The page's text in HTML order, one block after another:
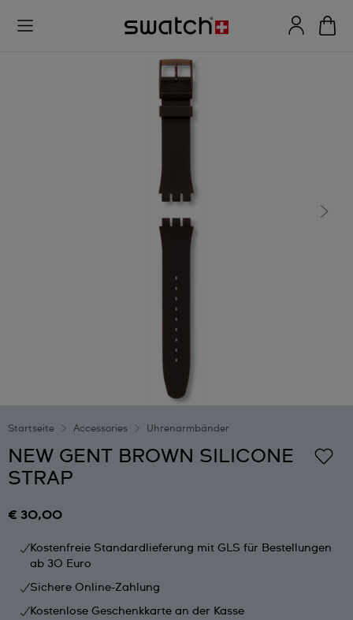
Startseite Accessories Uhrenarmbänder
NEW GENT BROWN SILICONE
STRAP
€ 30,00
Kostenfreie Standardlieferung mit GLS für Bestellungen
ab 30 Euro
Sichere Online-Zahlung
Kostenlose Geschenkkarte an der Kasse